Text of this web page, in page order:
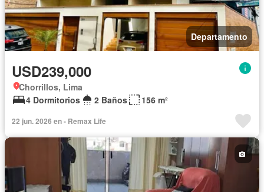
Departamento
USD239,000
Chorrillos, Lima
4 Dormitorios
2 Baños 156 m²
22 jun. 2026 en - Remax Life